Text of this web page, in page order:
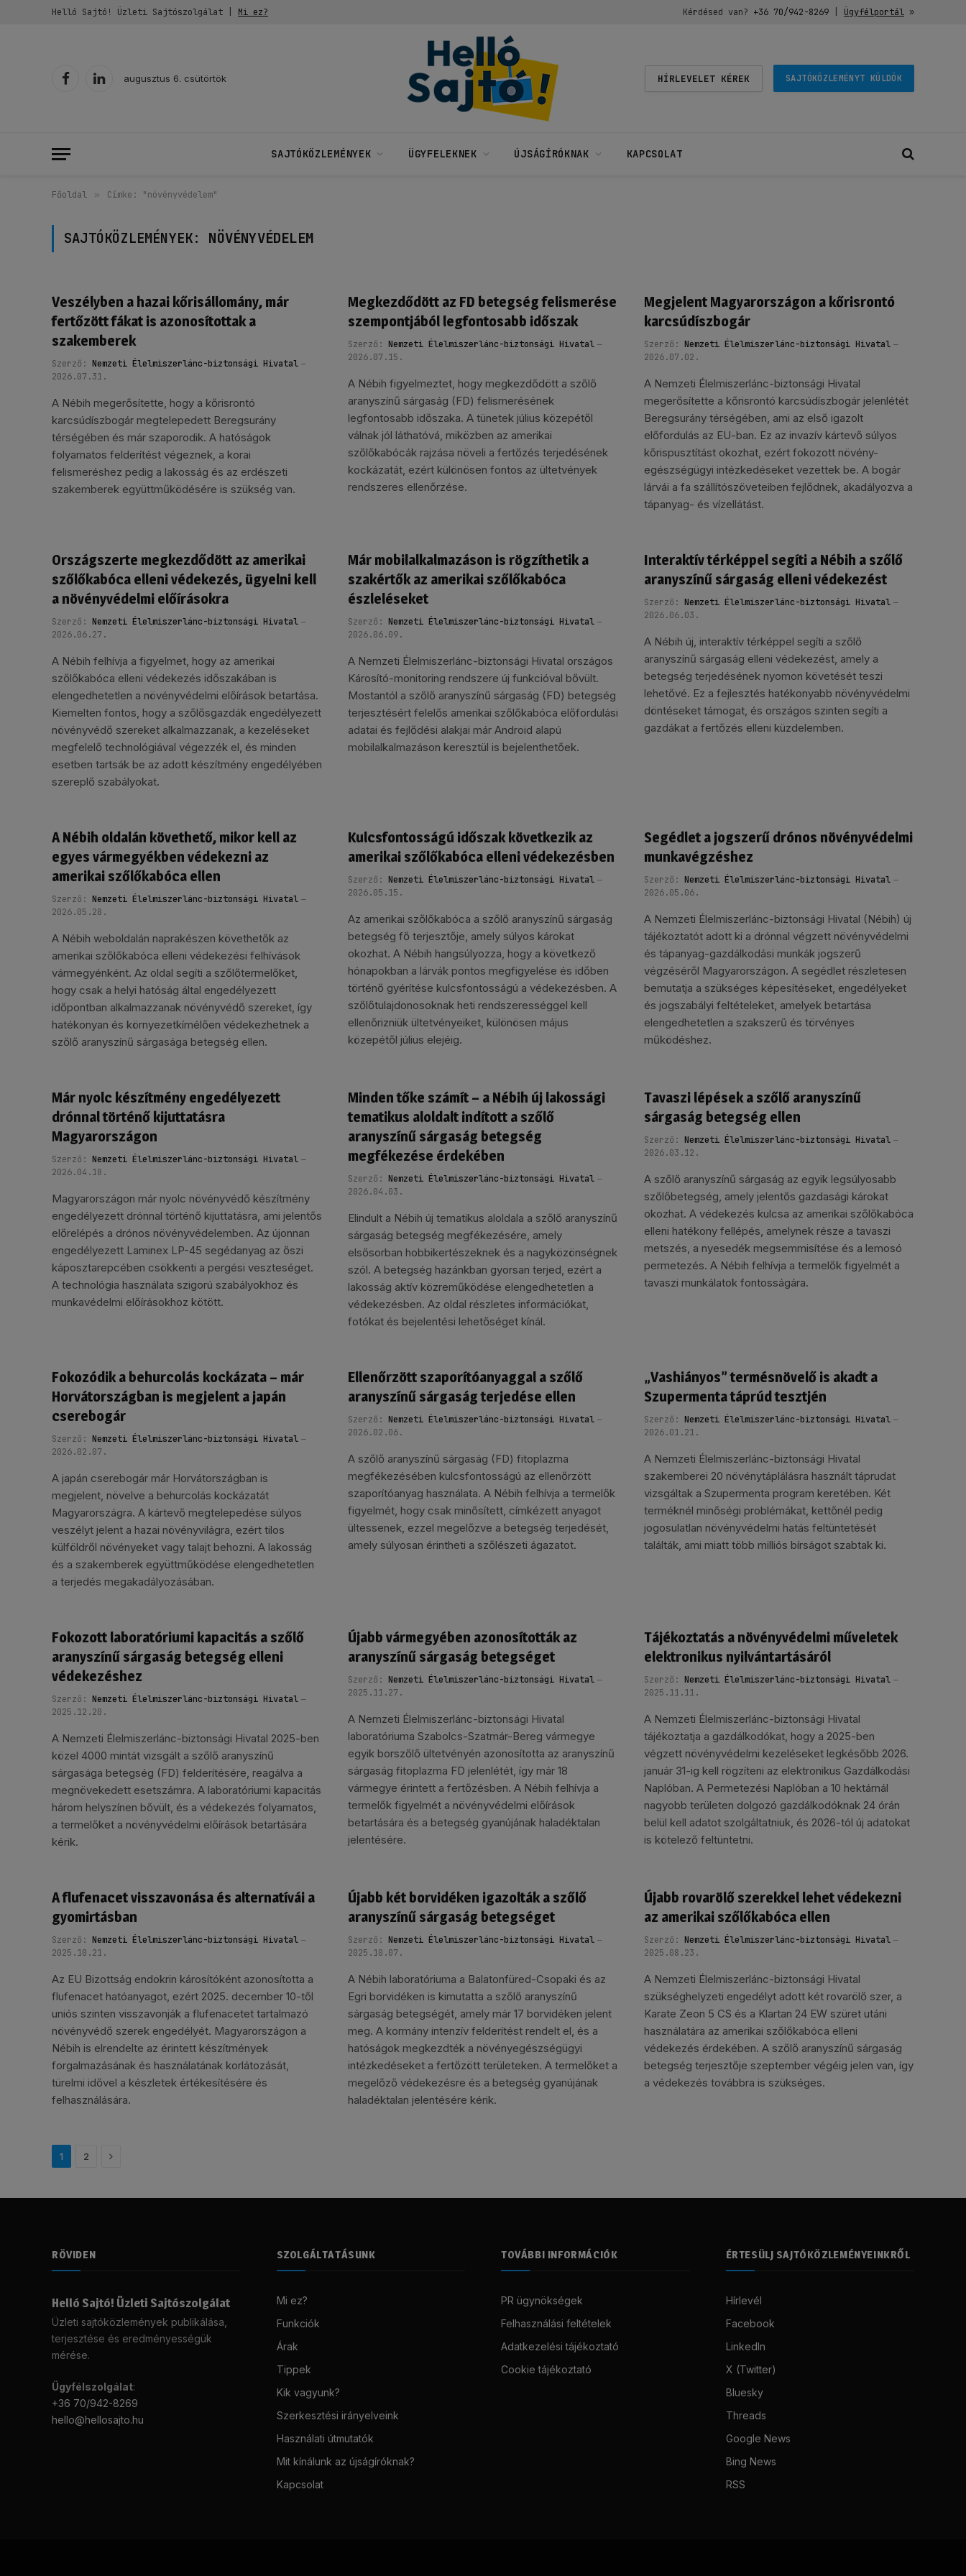
Helló Sajtó! Üzleti Sajtószolgálat | Mi ez? Kérdésed van? +36 70/942-8269| Ügyfélportál»
FacebookLinkedIn
augusztus 6. csütörtök HÍRLEVELET KÉREK SAJTÓKÖZLEMÉNYT KÜLDÖK
SAJTÓKÖZLEMÉNYEK ÜGYFELEKNEK ÚJSÁGÍRÓKNAK KAPCSOLAT
Főoldal » Címke: "növényvédelem"
SAJTÓKÖZLEMÉNYEK: NÖVÉNYVÉDELEM
Veszélyben a hazai kőrisállomány, már
fertőzött fákat is azonosítottak a
szakemberek
Szerző: Nemzeti Élelmiszerlánc-biztonsági Hivatal
2026.07.31.
A Nébih megerősítette, hogy a kőrisrontó
karcsúdíszbogár megtelepedett Beregsurány
térségében és már szaporodik. A hatóságok
folyamatos felderítést végeznek, a korai
felismeréshez pedig a lakosság és az erdészeti
szakemberek együttműködésére is szükség van.
Megkezdődött az FD betegség felismerése
szempontjából legfontosabb időszak
Szerző: Nemzeti Élelmiszerlánc-biztonsági Hivatal
2026.07.15.
A Nébih figyelmeztet, hogy megkezdődött a szőlő
aranyszínű sárgaság (FD) felismerésének
legfontosabb időszaka. A tünetek július közepétől
válnak jól láthatóvá, miközben az amerikai
szőlőkabócák rajzása növeli a fertőzés terjedésének
kockázatát, ezért különösen fontos az ültetvények
rendszeres ellenőrzése.
Megjelent Magyarországon a kőrisrontó
karcsúdíszbogár
Szerző: Nemzeti Élelmiszerlánc-biztonsági Hivatal
2026.07.02.
A Nemzeti Élelmiszerlánc-biztonsági Hivatal
megerősítette a kőrisrontó karcsúdíszbogár jelenlétét
Beregsurány térségében, ami az első igazolt
előfordulás az EU-ban. Ez az invazív kártevő súlyos
kőrispusztítást okozhat, ezért fokozott növény-
egészségügyi intézkedéseket vezettek be. A bogár
lárvái a fa szállítószöveteiben fejlődnek, akadályozva a
tápanyag- és vízellátást.
Országszerte megkezdődött az amerikai
szőlőkabóca elleni védekezés, ügyelni kell
a növényvédelmi előírásokra
Szerző: Nemzeti Élelmiszerlánc-biztonsági Hivatal
2026.06.27.
A Nébih felhívja a figyelmet, hogy az amerikai
szőlőkabóca elleni védekezés időszakában is
elengedhetetlen a növényvédelmi előírások betartása.
Kiemelten fontos, hogy a szőlősgazdák engedélyezett
növényvédő szereket alkalmazzanak, a kezeléseket
megfelelő technológiával végezzék el, és minden
esetben tartsák be az adott készítmény engedélyében
szereplő szabályokat.
Már mobilalkalmazáson is rögzíthetik a
szakértők az amerikai szőlőkabóca
észleléseket
Szerző: Nemzeti Élelmiszerlánc-biztonsági Hivatal
2026.06.09.
A Nemzeti Élelmiszerlánc-biztonsági Hivatal országos
Károsító-monitoring rendszere új funkcióval bővült.
Mostantól a szőlő aranyszínű sárgaság (FD) betegség
terjesztésért felelős amerikai szőlőkabóca előfordulási
adatai és fejlődési alakjai már Android alapú
mobilalkalmazáson keresztül is bejelenthetőek.
Interaktív térképpel segíti a Nébih a szőlő
aranyszínű sárgaság elleni védekezést
Szerző: Nemzeti Élelmiszerlánc-biztonsági Hivatal
2026.06.03.
A Nébih új, interaktív térképpel segíti a szőlő
aranyszínű sárgaság elleni védekezést, amely a
betegség terjedésének nyomon követését teszi
lehetővé. Ez a fejlesztés hatékonyabb növényvédelmi
döntéseket támogat, és országos szinten segíti a
gazdákat a fertőzés elleni küzdelemben.
A Nébih oldalán követhető, mikor kell az
egyes vármegyékben védekezni az
amerikai szőlőkabóca ellen
Szerző: Nemzeti Élelmiszerlánc-biztonsági Hivatal
2026.05.28.
A Nébih weboldalán naprakészen követhetők az
amerikai szőlőkabóca elleni védekezési felhívások
vármegyénként. Az oldal segíti a szőlőtermelőket,
hogy csak a helyi hatóság által engedélyezett
időpontban alkalmazzanak növényvédő szereket, így
hatékonyan és környezetkímélően védekezhetnek a
szőlő aranyszínű sárgasága betegség ellen.
Kulcsfontosságú időszak következik az
amerikai szőlőkabóca elleni védekezésben
Szerző: Nemzeti Élelmiszerlánc-biztonsági Hivatal
2026.05.15.
Az amerikai szőlőkabóca a szőlő aranyszínű sárgaság
betegség fő terjesztője, amely súlyos károkat
okozhat. A Nébih hangsúlyozza, hogy a következő
hónapokban a lárvák pontos megfigyelése és időben
történő gyérítése kulcsfontosságú a védekezésben. A
szőlőtulajdonosoknak heti rendszerességgel kell
ellenőrizniük ültetvényeiket, különösen május
közepétől július elejéig.
Segédlet a jogszerű drónos növényvédelmi
munkavégzéshez
Szerző: Nemzeti Élelmiszerlánc-biztonsági Hivatal
2026.05.06.
A Nemzeti Élelmiszerlánc-biztonsági Hivatal (Nébih) új
tájékoztatót adott ki a drónnal végzett növényvédelmi
és tápanyag-gazdálkodási munkák jogszerű
végzéséről Magyarországon. A segédlet részletesen
bemutatja a szükséges képesítéseket, engedélyeket
és jogszabályi feltételeket, amelyek betartása
elengedhetetlen a szakszerű és törvényes
működéshez.
Már nyolc készítmény engedélyezett
drónnal történő kijuttatásra
Magyarországon
Szerző: Nemzeti Élelmiszerlánc-biztonsági Hivatal
2026.04.18.
Magyarországon már nyolc növényvédő készítmény
engedélyezett drónnal történő kijuttatásra, ami jelentős
előrelépés a drónos növényvédelemben. Az újonnan
engedélyezett Laminex LP-45 segédanyag az őszi
káposztarepcében csökkenti a pergési veszteséget.
A technológia használata szigorú szabályokhoz és
munkavédelmi előírásokhoz kötött.
Minden tőke számít – a Nébih új lakossági
tematikus aloldalt indított a szőlő
aranyszínű sárgaság betegség
megfékezése érdekében
Szerző: Nemzeti Élelmiszerlánc-biztonsági Hivatal
2026.04.03.
Elindult a Nébih új tematikus aloldala a szőlő aranyszínű
sárgaság betegség megfékezésére, amely
elsősorban hobbikertészeknek és a nagyközönségnek
szól. A betegség hazánkban gyorsan terjed, ezért a
lakosság aktív közreműködése elengedhetetlen a
védekezésben. Az oldal részletes információkat,
fotókat és bejelentési lehetőséget kínál.
Tavaszi lépések a szőlő aranyszínű
sárgaság betegség ellen
Szerző: Nemzeti Élelmiszerlánc-biztonsági Hivatal
2026.03.12.
A szőlő aranyszínű sárgaság az egyik legsúlyosabb
szőlőbetegség, amely jelentős gazdasági károkat
okozhat. A védekezés kulcsa az amerikai szőlőkabóca
elleni hatékony fellépés, amelynek része a tavaszi
metszés, a nyesedék megsemmisítése és a lemosó
permetezés. A Nébih felhívja a termelők figyelmét a
tavaszi munkálatok fontosságára.
Fokozódik a behurcolás kockázata – már
Horvátországban is megjelent a japán
cserebogár
Szerző: Nemzeti Élelmiszerlánc-biztonsági Hivatal
2026.02.07.
A japán cserebogár már Horvátországban is
megjelent, növelve a behurcolás kockázatát
Magyarországra. A kártevő megtelepedése súlyos
veszélyt jelent a hazai növényvilágra, ezért tilos
külföldről növényeket vagy talajt behozni. A lakosság
és a szakemberek együttműködése elengedhetetlen
a terjedés megakadályozásában.
Ellenőrzött szaporítóanyaggal a szőlő
aranyszínű sárgaság terjedése ellen
Szerző: Nemzeti Élelmiszerlánc-biztonsági Hivatal
2026.02.06.
A szőlő aranyszínű sárgaság (FD) fitoplazma
megfékezésében kulcsfontosságú az ellenőrzött
szaporítóanyag használata. A Nébih felhívja a termelők
figyelmét, hogy csak minősített, címkézett anyagot
ültessenek, ezzel megelőzve a betegség terjedését,
amely súlyosan érintheti a szőlészeti ágazatot.
„Vashiányos” termésnövelő is akadt a
Szupermenta táprúd tesztjén
Szerző: Nemzeti Élelmiszerlánc-biztonsági Hivatal
2026.01.21.
A Nemzeti Élelmiszerlánc-biztonsági Hivatal
szakemberei 20 növénytáplálásra használt táprudat
vizsgáltak a Szupermenta program keretében. Két
terméknél minőségi problémákat, kettőnél pedig
jogosulatlan növényvédelmi hatás feltüntetését
találták, ami miatt több milliós bírságot szabtak ki.
Fokozott laboratóriumi kapacitás a szőlő
aranyszínű sárgaság betegség elleni
védekezéshez
Szerző: Nemzeti Élelmiszerlánc-biztonsági Hivatal
2025.12.20.
A Nemzeti Élelmiszerlánc-biztonsági Hivatal 2025-ben
közel 4000 mintát vizsgált a szőlő aranyszínű
sárgasága betegség (FD) felderítésére, reagálva a
megnövekedett esetszámra. A laboratóriumi kapacitás
három helyszínen bővült, és a védekezés folyamatos,
a termelőket a növényvédelmi előírások betartására
kérik.
Újabb vármegyében azonosították az
aranyszínű sárgaság betegséget
Szerző: Nemzeti Élelmiszerlánc-biztonsági Hivatal
2025.11.27.
A Nemzeti Élelmiszerlánc-biztonsági Hivatal
laboratóriuma Szabolcs-Szatmár-Bereg vármegye
egyik borszőlő ültetvényén azonosította az aranyszínű
sárgaság fitoplazma FD jelenlétét, így már 18
vármegye érintett a fertőzésben. A Nébih felhívja a
termelők figyelmét a növényvédelmi előírások
betartására és a betegség gyanújának haladéktalan
jelentésére.
Tájékoztatás a növényvédelmi műveletek
elektronikus nyilvántartásáról
Szerző: Nemzeti Élelmiszerlánc-biztonsági Hivatal
2025.11.11.
A Nemzeti Élelmiszerlánc-biztonsági Hivatal
tájékoztatja a gazdálkodókat, hogy a 2025-ben
végzett növényvédelmi kezeléseket legkésőbb 2026.
január 31-ig kell rögzíteni az elektronikus Gazdálkodási
Naplóban. A Permetezési Naplóban a 10 hektárnál
nagyobb területen dolgozó gazdálkodóknak 24 órán
belül kell adatot szolgáltatniuk, és 2026-tól új adatokat
is kötelező feltüntetni.
A flufenacet visszavonása és alternatívái a
gyomirtásban
Szerző: Nemzeti Élelmiszerlánc-biztonsági Hivatal
2025.10.21.
Az EU Bizottság endokrin károsítóként azonosította a
flufenacet hatóanyagot, ezért 2025. december 10-től
uniós szinten visszavonják a flufenacetet tartalmazó
növényvédő szerek engedélyét. Magyarországon a
Nébih is elrendelte az érintett készítmények
forgalmazásának és használatának korlátozását,
türelmi idővel a készletek értékesítésére és
felhasználására.
Újabb két borvidéken igazolták a szőlő
aranyszínű sárgaság betegséget
Szerző: Nemzeti Élelmiszerlánc-biztonsági Hivatal
2025.10.07.
A Nébih laboratóriuma a Balatonfüred-Csopaki és az
Egri borvidéken is kimutatta a szőlő aranyszínű
sárgaság betegségét, amely már 17 borvidéken jelent
meg. A kormány intenzív felderítést rendelt el, és a
hatóságok megkezdték a növényegészségügyi
intézkedéseket a fertőzött területeken. A termelőket a
megelőző védekezésre és a betegség gyanújának
haladéktalan jelentésére kérik.
Újabb rovarölő szerekkel lehet védekezni
az amerikai szőlőkabóca ellen
Szerző: Nemzeti Élelmiszerlánc-biztonsági Hivatal
2025.08.23.
A Nemzeti Élelmiszerlánc-biztonsági Hivatal
szükséghelyzeti engedélyt adott két rovarölő szer, a
Karate Zeon 5 CS és a Klartan 24 EW szüret utáni
használatára az amerikai szőlőkabóca elleni
védekezés érdekében. A szőlő aranyszínű sárgaság
betegség terjesztője szeptember végéig jelen van, így
a védekezés továbbra is szükséges.
1 2 Következő
RÖVIDEN
Helló Sajtó! Üzleti Sajtószolgálat
Üzleti sajtóközlemények publikálása,
terjesztése és eredményességük
mérése.
Ügyfélszolgálat:
+36 70/942-8269
hello@hellosajto.hu
SZOLGÁLTATÁSUNK
Mi ez?
Funkciók
Árak
Tippek
Kik vagyunk?
Szerkesztési irányelveink
Használati útmutatók
Mit kínálunk az újságíróknak?
Kapcsolat
TOVÁBBI INFORMÁCIÓK
PR ügynökségek
Felhasználási feltételek
Adatkezelési tájékoztató
Cookie tájékoztató
ÉRTESÜLJ SAJTÓKÖZLEMÉNYEINKRŐL
Hírlevél
Facebook
LinkedIn
X (Twitter)
Bluesky
Threads
Google News
Bing News
RSS